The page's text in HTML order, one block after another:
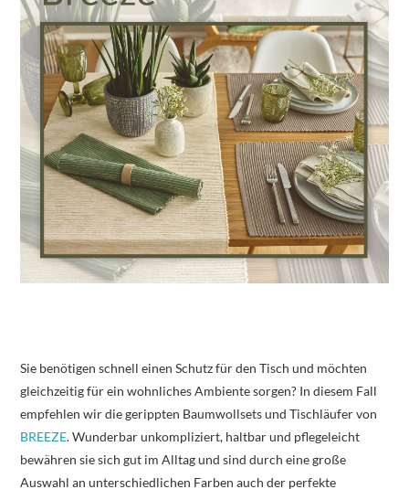
Sie benötigen schnell einen Schutz für den Tisch und möchten
gleichzeitig für ein wohnliches Ambiente sorgen? In diesem Fall
empfehlen wir die gerippten Baumwollsets und Tischläufer von
BREEZE. Wunderbar unkompliziert, haltbar und pflegeleicht
bewähren sie sich gut im Alltag und sind durch eine große
Auswahl an unterschiedlichen Farben auch der perfekte